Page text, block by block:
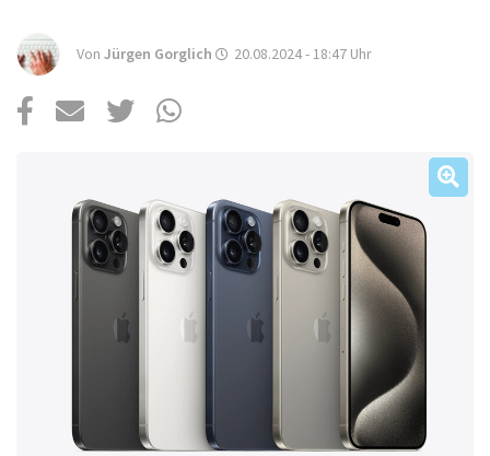
Podcast
Mac Life+
Anmelden
Von Jürgen Gorglich 20.08.2024 - 18:47 Uhr